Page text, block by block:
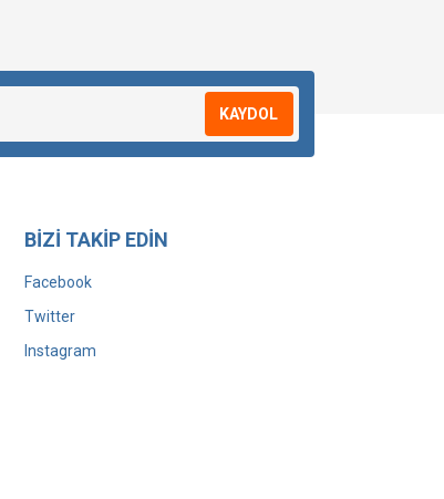
KAYDOL
BİZİ TAKİP EDİN
Facebook
Twitter
Instagram